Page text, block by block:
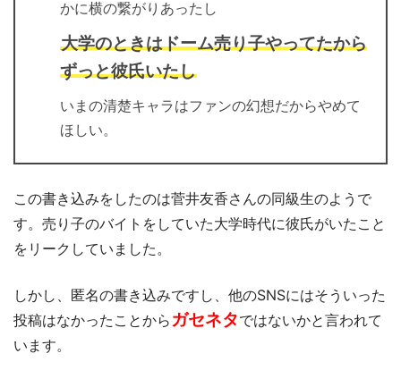
かに横の繋がりあったし
大学のときはドーム売り子やってたから
ずっと彼氏いたし
いまの清楚キャラはファンの幻想だからやめて
ほしい。
この書き込みをしたのは菅井友香さんの同級生のようで
す。売り子のバイトをしていた大学時代に彼氏がいたこと
をリークしていました。
しかし、匿名の書き込みですし、他のSNSにはそういった
投稿はなかったことから ガセネタではないかと言われて
います。